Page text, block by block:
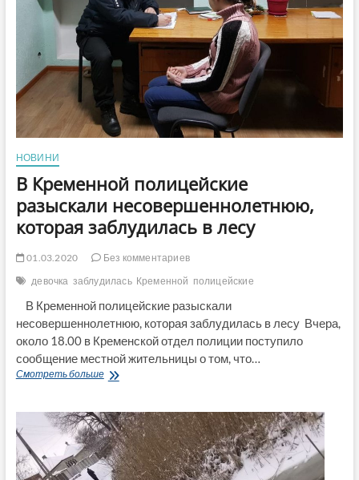
НОВИНИ
В Кременной полицейские
разыскали несовершеннолетнюю,
которая заблудилась в лесу
01.03.2020
Без комментариев
девочка заблудилась Кременной полицейские
В Кременной полицейские разыскали
несовершеннолетнюю, которая заблудилась в лесу Вчера,
около 18.00 в Кременской отдел полиции поступило
сообщение местной жительницы о том, что…
Смотреть большеВ
разыскали
несовершеннолетнюю,
которая
заблудилась
в